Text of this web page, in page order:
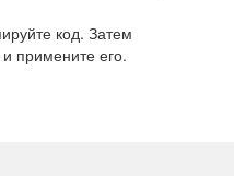
код. Затем
примените его.